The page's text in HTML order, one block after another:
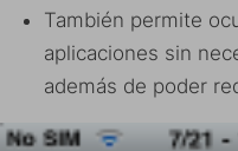
También permite
aplicaciones sin
además de poder